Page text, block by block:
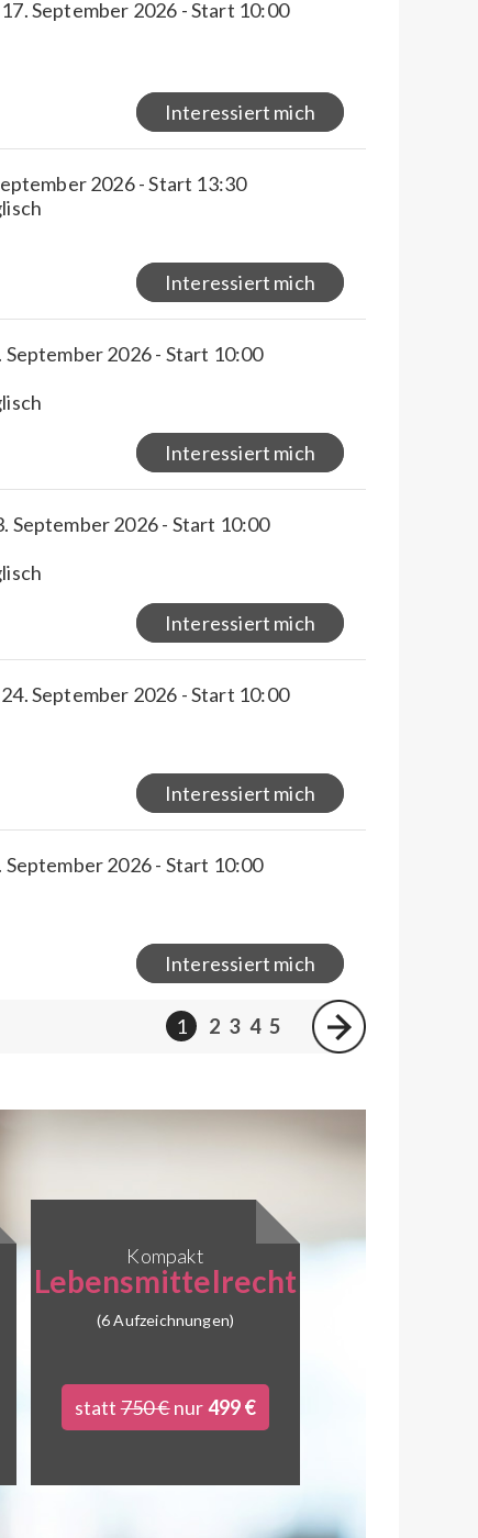
September 2026 - Start 10:00
Interessiert mich
2026 - Start 13:30
Interessiert mich
September 2026 - Start 10:00
Interessiert mich
September 2026 - Start 10:00
Interessiert mich
September 2026 - Start 10:00
Interessiert mich
September 2026 - Start 10:00
Interessiert mich
1 2 3 4 5
Kompakt
Lebensmittelrecht
(6 Aufzeichnungen)
statt750 €nur499 €